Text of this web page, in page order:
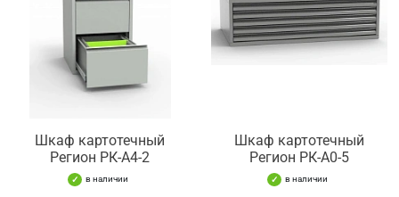
Шкаф картотечный
Регион РК-А4-2
в наличии
Шкаф картотечный
Регион РК-А0-5
в наличии